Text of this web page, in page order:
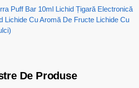
Puff Bar 10ml Lichid Țigară Electronică
Lichide Cu Aromă De Fructe Lichide Cu
De Produse